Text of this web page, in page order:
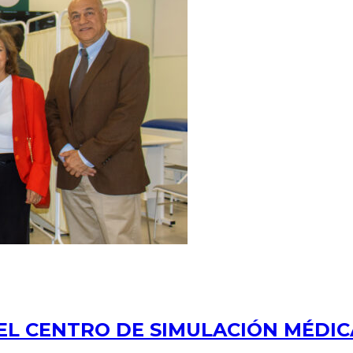
CENTRO DE SIMULACIÓN